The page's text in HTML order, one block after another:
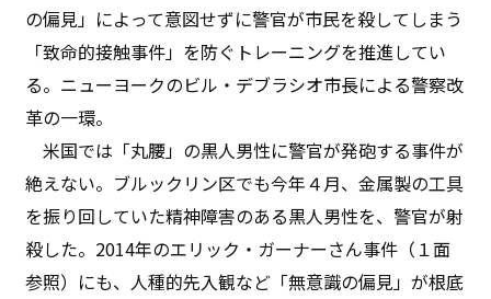
の偏見」によって意図せずに警官が市民を殺してしまう
「致命的接触事件」を防ぐトレーニングを推進してい
る。ニューヨークのビル・デブラシオ市長による警察改
革の一環。
米国では「丸腰」の黒人男性に警官が発砲する事件が
絶えない。ブルックリン区でも今年４月、金属製の工具
を振り回していた精神障害のある黒人男性を、警官が射
殺した。2014年のエリック・ガーナーさん事件（１面
参照）にも、人種的先入観など「無意識の偏見」が根底